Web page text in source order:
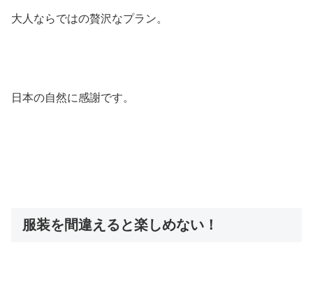
大人ならではの贅沢なプラン。
日本の自然に感謝です。
服装を間違えると楽しめない！